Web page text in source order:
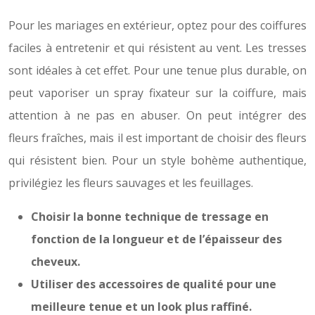
Pour les mariages en extérieur, optez pour des coiffures
faciles à entretenir et qui résistent au vent. Les tresses
sont idéales à cet effet. Pour une tenue plus durable, on
peut vaporiser un spray fixateur sur la coiffure, mais
attention à ne pas en abuser. On peut intégrer des
fleurs fraîches, mais il est important de choisir des fleurs
qui résistent bien. Pour un style bohème authentique,
privilégiez les fleurs sauvages et les feuillages.
Choisir la bonne technique de tressage en
fonction de la longueur et de l’épaisseur des
cheveux.
Utiliser des accessoires de qualité pour une
meilleure tenue et un look plus raffiné.